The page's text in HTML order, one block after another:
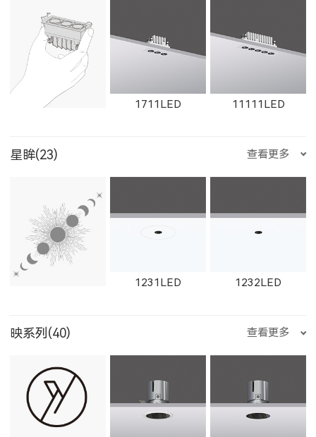
1612LED W1612LED 1761LED
1762LED W1762LED
1711LED 11111LED
12111LED W1711LED W11111LED
1782LED 11181LED
星眸(23) 查看更多
1231LED 1232LED
1351LED 1352LED 1231LED-3
映系列(40) 查看更多